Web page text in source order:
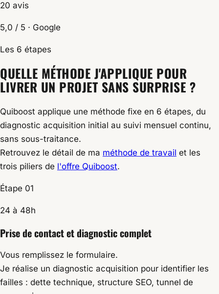
20 avis
5,0 / 5 · Google
Les 6 étapes
QUELLE MÉTHODE J'APPLIQUE POUR
LIVRER UN PROJET SANS SURPRISE ?
Quiboost applique une méthode fixe en 6 étapes, du
diagnostic acquisition initial au suivi mensuel continu,
sans sous-traitance.
Retrouvez le détail de ma méthode de travail et les
trois piliers de l'offre Quiboost.
Étape 01
24 à 48h
Prise de contact et diagnostic complet
Vous remplissez le formulaire.
Je réalise un diagnostic acquisition pour identifier les
failles : dette technique, structure SEO, tunnel de